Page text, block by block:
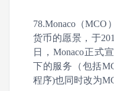
78.Monaco（
货币的愿景，于
日，Monaco正式
下的服务（包括
程序)也同时改为